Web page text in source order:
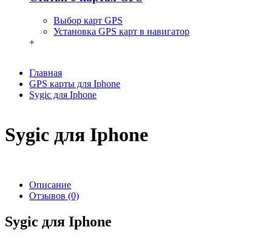
Выбор карт GPS
Установка GPS карт в навигатор
+
Главная
GPS карты для Iphone
Sygic для Iphone
Sygic для Iphone
Описание
Отзывов (0)
Sygic для Iphone